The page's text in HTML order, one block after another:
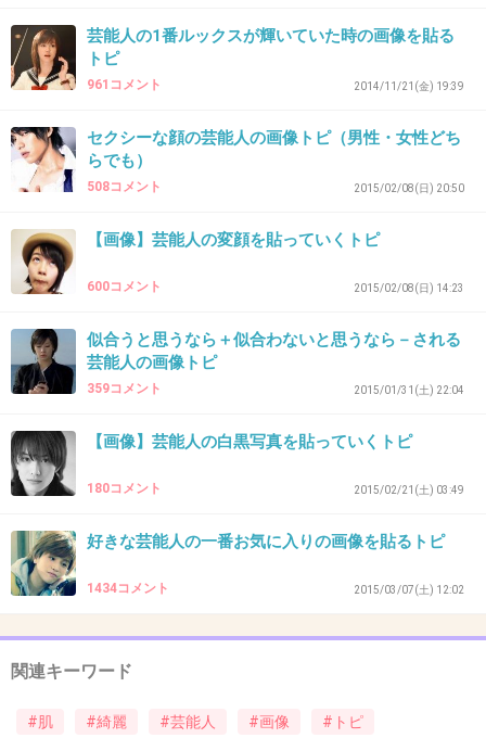
32. 匿名2015/02/19(木) 21:54:34
出典：blog-imgs-55.fc2.com
33. 匿名2015/02/19(木) 21:54:35
テレビつけたらたまたま相棒だったんだけど、
仲間由紀恵とか他の女性キャストのお肌が
「え？どうしたの？」って感じだった。
腕のいいメイクさん、揃えてないのかなー。
出典：livedoor.blogimg.jp
芸能人の1番ルックスが輝いていた時の画像を貼る
トピ
961コメント 2014/11/21(金) 19:39
セクシーな顔の芸能人の画像トピ（男性・女性どち
らでも）
508コメント 2015/02/08(日) 20:50
【画像】芸能人の変顔を貼っていくトピ
600コメント 2015/02/08(日) 14:23
似合うと思うなら＋似合わないと思うなら－される
芸能人の画像トピ
359コメント 2015/01/31(土) 22:04
【画像】芸能人の白黒写真を貼っていくトピ
180コメント 2015/02/21(土) 03:49
好きな芸能人の一番お気に入りの画像を貼るトピ
1434コメント 2015/03/07(土) 12:02
関連キーワード
#肌 #綺麗 #芸能人 #画像 #トピ